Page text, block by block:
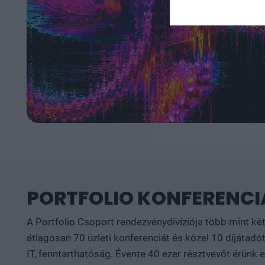
PORTFOLIO
A Portfolio Csoport rendezvénydivíziója több mint
átlagosan 70 üzleti konferenciát és közel 10
IT, fenntarthatóság. Évente 40 ezer résztvevőt